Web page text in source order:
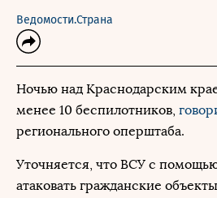
Ведомости.Страна
Ночью над Краснодарским
менее 10 беспилотников,
регионального оперштаба.
Уточняется, что ВСУ с
атаковать гражданские